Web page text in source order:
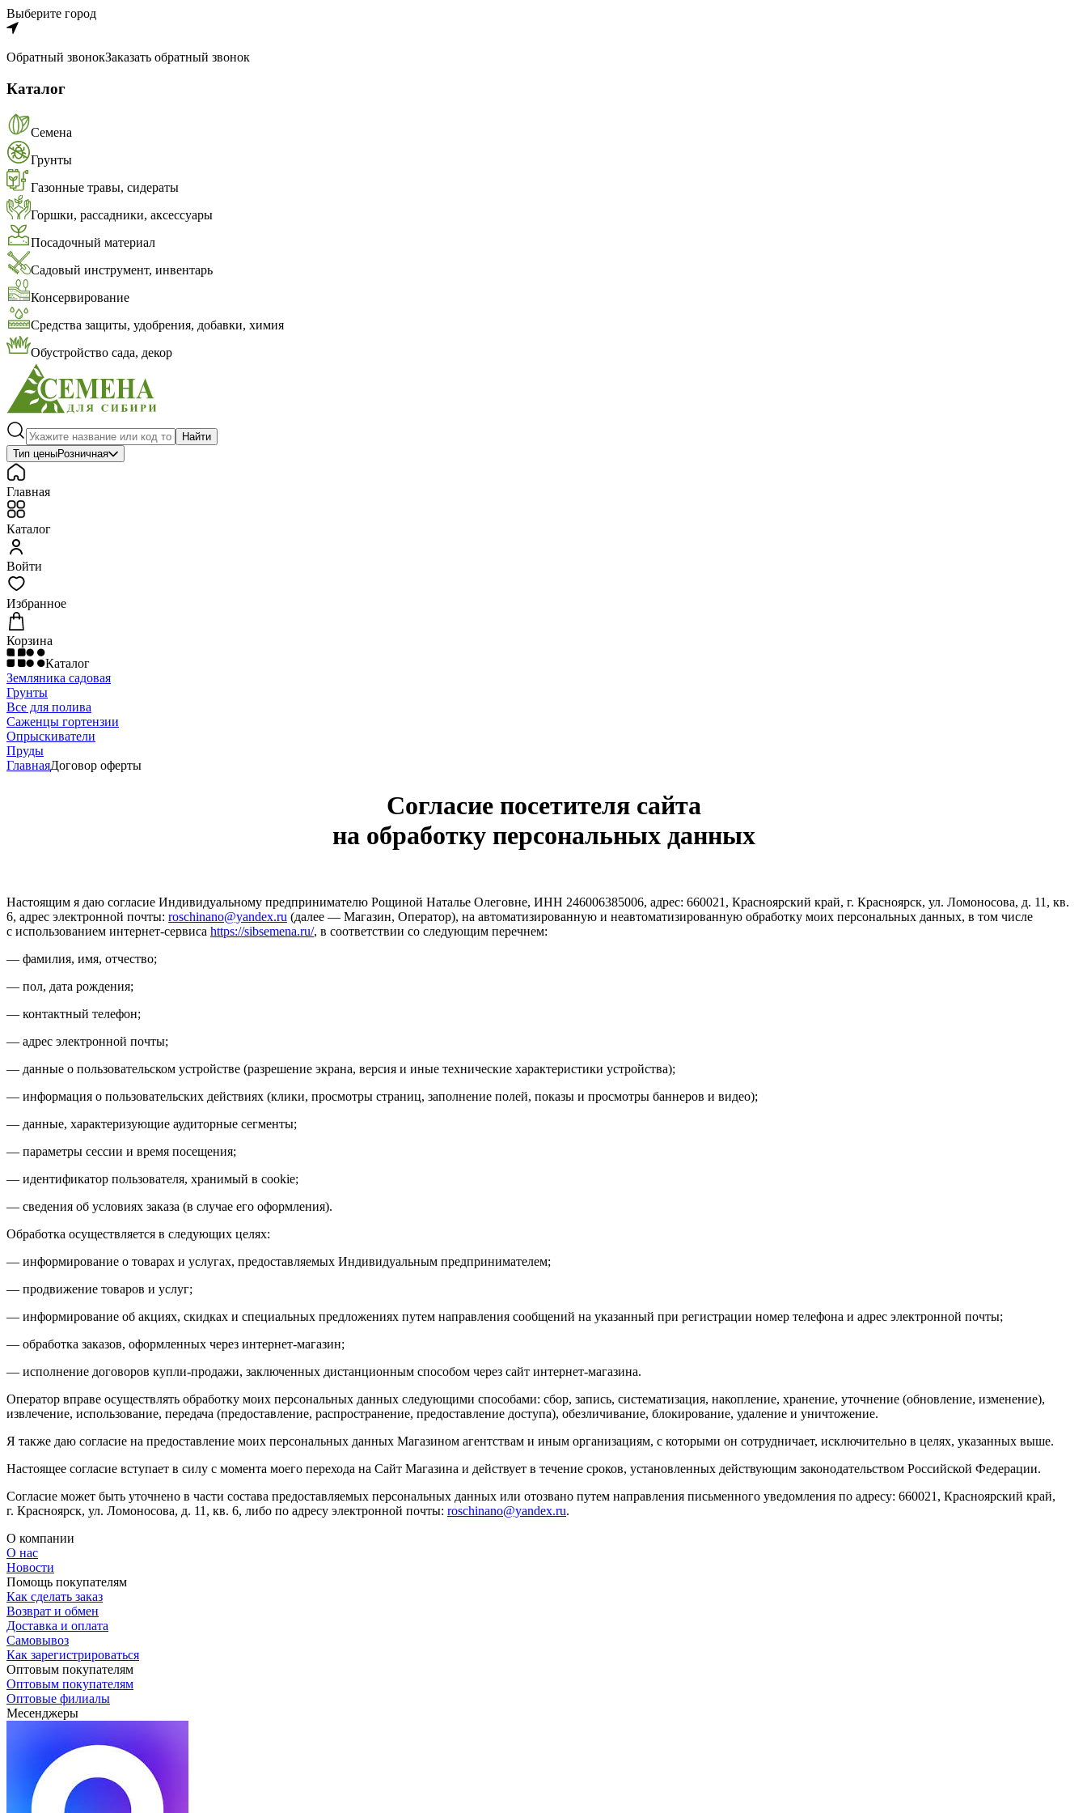
Выберите город
Обратный звонокЗаказать обратный звонок
Каталог
Семена
Грунты
Газонные травы, сидераты
Горшки, рассадники, аксессуары
Посадочный материал
Садовый инструмент, инвентарь
Консервирование
Средства защиты, удобрения, добавки, химия
Обустройство сада, декор
Найти
Тип ценыРозничная
Главная
Каталог
Войти
Избранное
Корзина
Каталог
Земляника садовая
Грунты
Все для полива
Саженцы гортензии
Опрыскиватели
Пруды
ГлавнаяДоговор оферты
Согласие посетителя сайта
на обработку персональных данных
Настоящим я даю согласие Индивидуальному предпринимателю Рощиной Наталье Олеговне, ИНН 246006385006, адрес: 660021, Красноярский край, г. Красноярск, ул. Ломоносова, д. 11, кв.
6, адрес электронной почты: roschinano@yandex.ru (далее — Магазин, Оператор), на автоматизированную и неавтоматизированную обработку моих персональных данных, в том числе
с использованием интернет‑сервиса https://sibsemena.ru/, в соответствии со следующим перечнем:
— фамилия, имя, отчество;
— пол, дата рождения;
— контактный телефон;
— адрес электронной почты;
— данные о пользовательском устройстве (разрешение экрана, версия и иные технические характеристики устройства);
— информация о пользовательских действиях (клики, просмотры страниц, заполнение полей, показы и просмотры баннеров и видео);
— данные, характеризующие аудиторные сегменты;
— параметры сессии и время посещения;
— идентификатор пользователя, хранимый в cookie;
— сведения об условиях заказа (в случае его оформления).
Обработка осуществляется в следующих целях:
— информирование о товарах и услугах, предоставляемых Индивидуальным предпринимателем;
— продвижение товаров и услуг;
— информирование об акциях, скидках и специальных предложениях путем направления сообщений на указанный при регистрации номер телефона и адрес электронной почты;
— обработка заказов, оформленных через интернет-магазин;
— исполнение договоров купли-продажи, заключенных дистанционным способом через сайт интернет-магазина.
Оператор вправе осуществлять обработку моих персональных данных следующими способами: сбор, запись, систематизация, накопление, хранение, уточнение (обновление, изменение),
извлечение, использование, передача (предоставление, распространение, предоставление доступа), обезличивание, блокирование, удаление и уничтожение.
Я также даю согласие на предоставление моих персональных данных Магазином агентствам и иным организациям, с которыми он сотрудничает, исключительно в целях, указанных выше.
Настоящее согласие вступает в силу с момента моего перехода на Сайт Магазина и действует в течение сроков, установленных действующим законодательством Российской Федерации.
Согласие может быть уточнено в части состава предоставляемых персональных данных или отозвано путем направления письменного уведомления по адресу: 660021, Красноярский край,
г. Красноярск, ул. Ломоносова, д. 11, кв. 6, либо по адресу электронной почты: roschinano@yandex.ru.
О компании
О нас
Новости
Помощь покупателям
Как сделать заказ
Возврат и обмен
Доставка и оплата
Самовывоз
Как зарегистрироваться
Оптовым покупателям
Оптовым покупателям
Оптовые филиалы
Месенджеры